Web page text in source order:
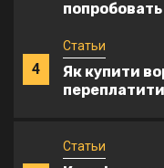
5
Статьи
Кращі
форматів
Статьи